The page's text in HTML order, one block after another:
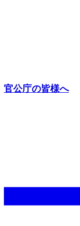
官公庁の皆様へ